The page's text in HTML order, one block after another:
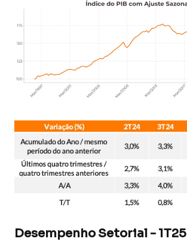
Desempenho Setorial - 1T25